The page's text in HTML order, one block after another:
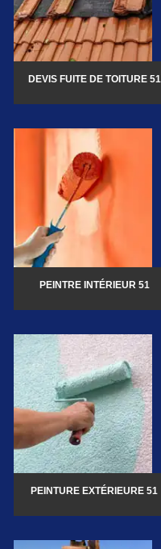
DEVIS FUITE DE TOITURE 51
PEINTRE INTÉRIEUR 51
PEINTURE EXTÉRIEURE 51